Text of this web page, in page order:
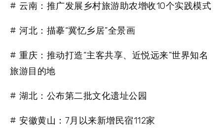
# 云南：推广发展乡村旅游助农增收10个实践模式
# 河北：描摹“冀忆乡居”全景画
# 重庆：推动打造“主客共享、近悦远来”世界知名
旅游目的地
# 湖北：公布第二批文化遗址公园
# 安徽黄山：7月以来新增民宿112家